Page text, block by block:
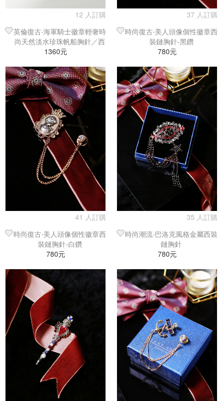
12 人訂購
英倫復古‧海軍騎士徽章輕奢時
尚天然淡水珍珠帆船胸針／西
裝別針
1360元
37 人訂購
時尚復古‧美人頭像個性徽章西
裝鏈胸針-黑鑽
780元
41 人訂購
時尚復古‧美人頭像個性徽章西
裝鏈胸針-白鑽
780元
35 人訂購
時尚潮流‧巴洛克風格金屬西裝
鏈胸針
780元